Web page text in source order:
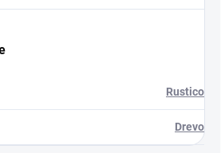
Rustico
Drevo